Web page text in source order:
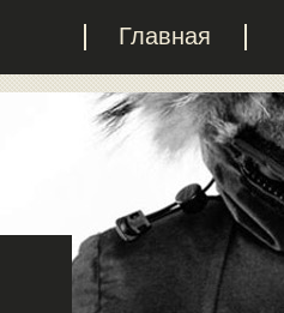
Главная